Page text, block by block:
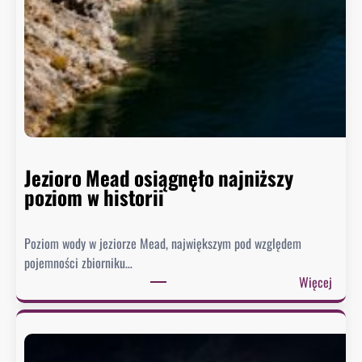
Jezioro Mead osiągnęło najniższy
poziom w historii
Poziom wody w jeziorze Mead, największym pod względem
pojemności zbiorniku…
Więcej:
J
z